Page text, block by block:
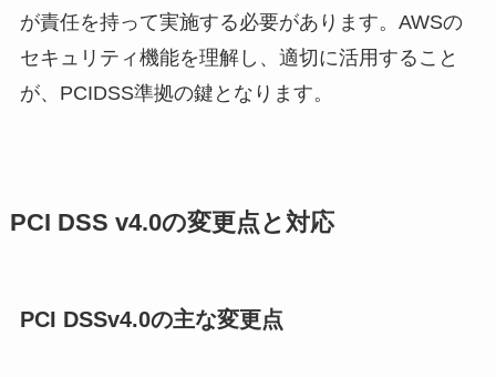
が責任を持って実施する必要があります。AWSの
セキュリティ機能を理解し、適切に活用すること
が、PCIDSS準拠の鍵となります。
PCI DSS v4.0の変更点と対応
PCI DSSv4.0の主な変更点